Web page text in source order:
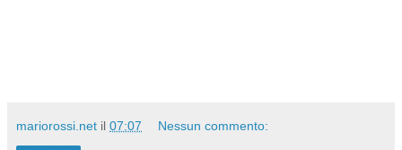
mariorossi.net il 07:07 Nessun commento: